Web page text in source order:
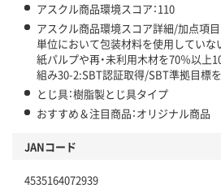
アスクル商品環境スコア：110
アスクル商品環境スコア詳細/加点項
単位において包装材料を使用してい
紙パルプや再・未利用木材を70％以
組み30-2:SBT認証取得/SBT準拠目標
とじ具：樹脂製とじ具タイプ
おすすめ＆注目商品：オリジナル商品
JANコード
4535164072939